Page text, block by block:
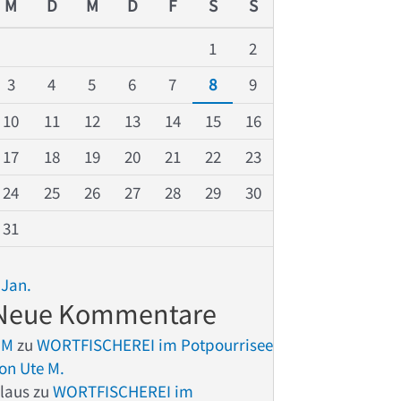
M D M D F S
S
1
2
3
4 5 6 7 8
9
10
11 12 13 14 15
16
17
18 19 20 21 22
23
24
25 26 27 28 29
30
31
Kommentare
zu WORTFISCHEREI im Potpourrisee
Ute M.
zu WORTFISCHEREI im